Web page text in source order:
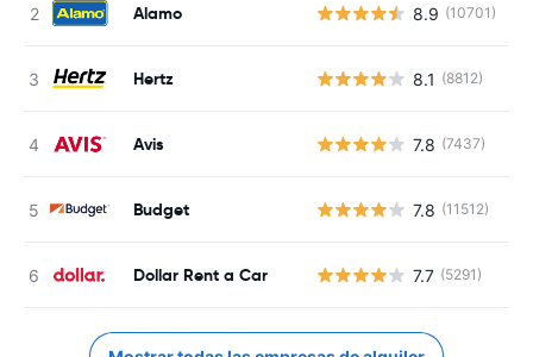
Alamo 8.9 (10701)
Hertz 8.1 (8812)
Avis 7.8 (7437)
Budget 7.8 (11512)
Dollar Rent a Car 7.7 (5291)